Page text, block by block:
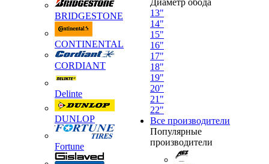
BRIDGESTONE
CONTINENTAL
CORDIANT
Delinte
DUNLOP
Fortune
13"
14"
15"
16"
17"
18"
19"
20"
21"
22"
Все производители
Популярные
производители